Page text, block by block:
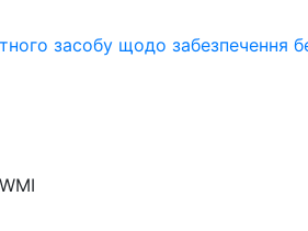
засобу щодо забезпечення